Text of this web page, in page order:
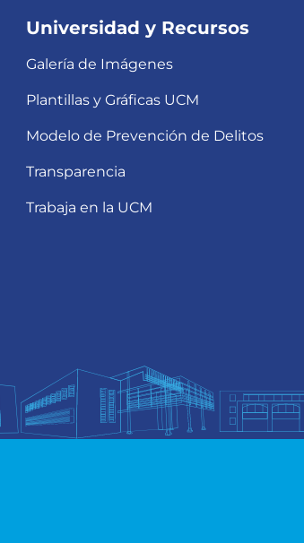
Universidad y Recursos
Galería de Imágenes
Plantillas y Gráficas UCM
Modelo de Prevención de Delitos
Transparencia
Trabaja en la UCM